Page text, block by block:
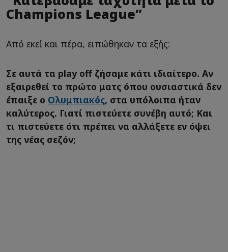
Champions League”
Από εκεί και πέρα, ειπώθηκαν τα εξής:
Σε αυτά τα play off ζήσαμε κάτι ιδιαίτερο. Αν
εξαιρεθεί το πρώτο ματς όπου ουσιαστικά δεν
έπαιξε ο Ολυμπιακός, στα υπόλοιπα ήταν
καλύτερος. Γιατί πιστεύετε συνέβη αυτό; Και
τι πιστεύετε ότι πρέπει να αλλάξετε εν όψει
της νέας σεζόν;